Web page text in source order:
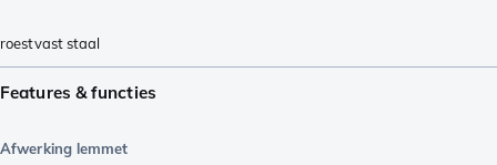
roestvast staal
Features & functies
Afwerking lemmet